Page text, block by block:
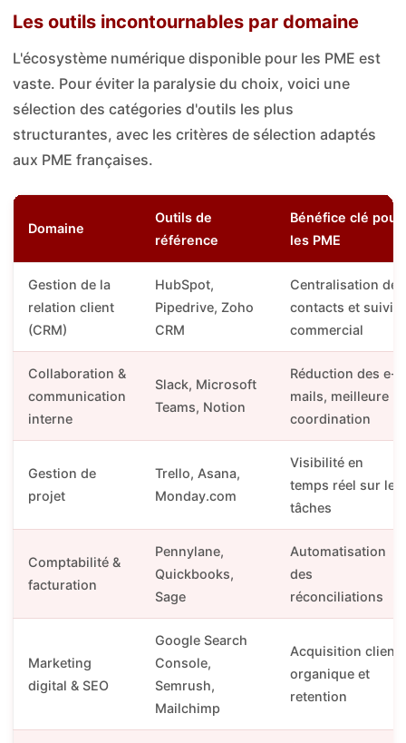
Les outils incontournables par domaine
L'écosystème numérique disponible pour les PME est
vaste. Pour éviter la paralysie du choix, voici une
sélection des catégories d'outils les plus
structurantes, avec les critères de sélection adaptés
aux PME françaises.
Domaine
Outils de
référence
Bénéfice clé pour
les PME
Gestion de la
relation client
(CRM)
HubSpot,
Pipedrive, Zoho
CRM
Centralisation des
contacts et suivi
commercial
Collaboration &
communication
interne
Slack, Microsoft
Teams, Notion
Réduction des e-
mails, meilleure
coordination
Gestion de
projet
Trello, Asana,
Monday.com
Visibilité en
temps réel sur les
tâches
Comptabilité &
facturation
Pennylane,
Quickbooks,
Sage
Automatisation
des
réconciliations
Marketing
digital & SEO
Google Search
Console,
Semrush,
Mailchimp
Acquisition client
organique et
retention